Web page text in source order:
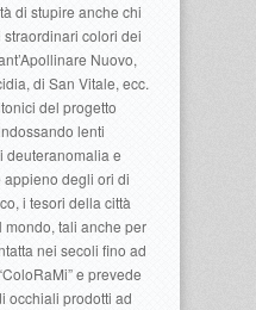
di stupire anche chi
colori dei
Nuovo,
di San Vitale, ecc.
del progetto
lenti
deuteranomalia e
degli ori di
i tesori della città
mondo, tali anche per
nei secoli fino ad
e prevede
occhiali prodotti ad